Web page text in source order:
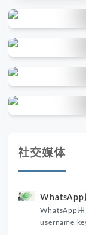
社交媒体
WhatsApp
WhatsApp用
username